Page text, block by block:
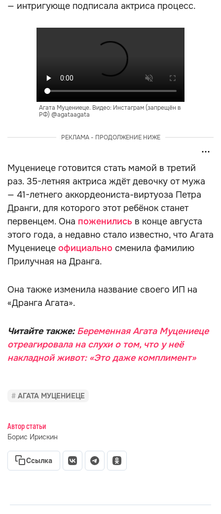
— интригующе подписала актриса процесс.
Агата Муцениеце. Видео: Инстаграм (запрещён в
РФ) @agataagata
РЕКЛАМА - ПРОДОЛЖЕНИЕ НИЖЕ
Муцениеце готовится стать мамой в третий
раз. 35-летняя актриса ждёт девочку от мужа
— 41-летнего аккордеониста-виртуоза Петра
Дранги, для которого этот ребёнок станет
первенцем. Она поженились в конце августа
этого года, а недавно стало известно, что Агата
Муцениеце официально сменила фамилию
Прилучная на Дранга.
Она также изменила название своего ИП на
«Дранга Агата».
Читайте также: Беременная Агата Муцениеце
отреагировала на слухи о том, что у неё
накладной живот: «Это даже комплимент»
АГАТА МУЦЕНИЕЦЕ
Автор статьи
Борис Ирискин
Ссылка